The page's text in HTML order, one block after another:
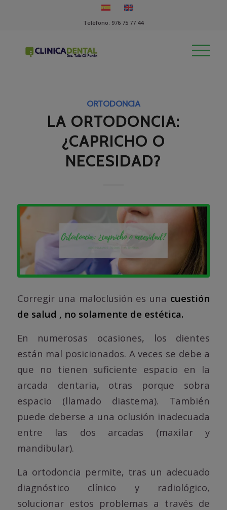
Teléfono: 976 75 77 44
ORTODONCIA
LA ORTODONCIA:
¿CAPRICHO O
NECESIDAD?
Corregir una maloclusión es una cuestión
de salud , no solamente de estética.
En numerosas ocasiones, los dientes
están mal posicionados. A veces se debe a
que no tienen suficiente espacio en la
arcada dentaria, otras porque sobra
espacio (llamado diastema). También
puede deberse a una oclusión inadecuada
entre las dos arcadas (maxilar y
mandibular).
La ortodoncia permite, tras un adecuado
diagnóstico clínico y radiológico,
solucionar estos problemas a través de